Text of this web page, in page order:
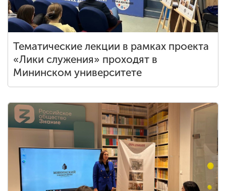
Тематические лекции в рамках проекта
«Лики служения» проходят в
Мининском университете